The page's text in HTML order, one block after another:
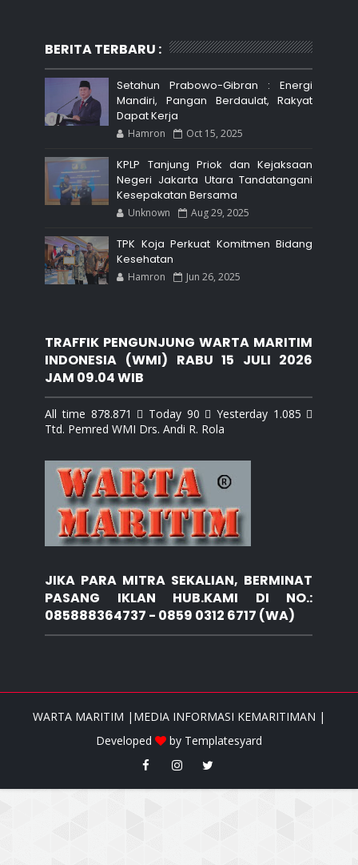
BERITA TERBARU :
Setahun Prabowo-Gibran : Energi
Mandiri, Pangan Berdaulat, Rakyat
Dapat Kerja
Hamron Oct 15, 2025
KPLP Tanjung Priok dan Kejaksaan
Negeri Jakarta Utara Tandatangani
Kesepakatan Bersama
Unknown Aug 29, 2025
TPK Koja Perkuat Komitmen Bidang
Kesehatan
Hamron Jun 26, 2025
TRAFFIK PENGUNJUNG WARTA MARITIM
INDONESIA (WMI) RABU 15 JULI 2026
JAM 09.04 WIB
All time 878.871  Today 90  Yesterday 1.085 
Ttd. Pemred WMI Drs. Andi R. Rola
JIKA PARA MITRA SEKALIAN, BERMINAT
PASANG IKLAN HUB.KAMI DI NO.:
085888364737 - 0859 0312 6717 (WA)
WARTA MARITIM |MEDIA INFORMASI KEMARITIMAN |
Developed
by Templatesyard